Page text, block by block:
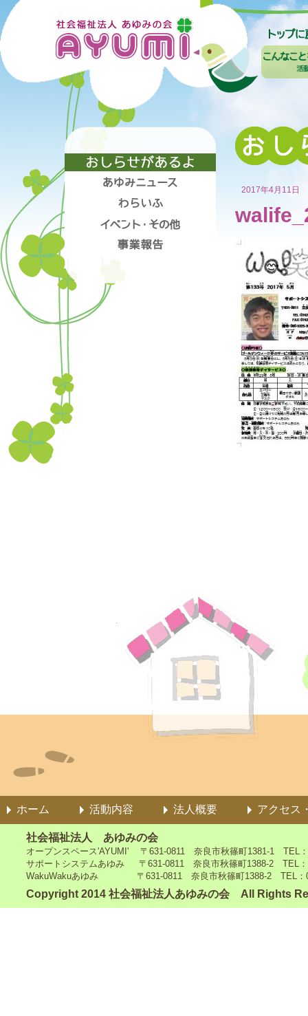
2017年4月11日
ホーム 活動内容 法人概要 アクセス
社会福祉法人 あゆみの会
オープンスペース'AYUMI' 〒631-0811 奈良市秋篠町1381-1 TEL
サポートシステムあゆみ 〒631-0811 奈良市秋篠町1388-2 TEL：
WakuWakuあゆみ 〒631-0811 奈良市秋篠町1388-2 TEL：
Copyright 2014 社会福祉法人あゆみの会 All Rights